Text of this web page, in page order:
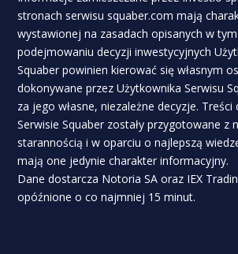
stronach serwisu squaber.com mają
wystawionej na zasadach opisanych w
podejmowaniu decyzji inwestycyjnych
Squaber powinien kierować się własnym
dokonywane przez Użytkownika Serwisu
za jego własne, niezależne decyzje.
Serwisie Squaber zostały przygotowane z
starannością i w oparciu o najlepszą
mają one jedynie charakter informacyjny.
Dane dostarcza Notoria SA oraz IEX
opóźnione o co najmniej 15 minut.